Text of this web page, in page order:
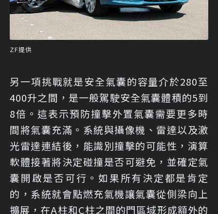
ZF提供
另一項挑戰就是安全氣囊的容量介於280至
400升之間，是一般駕駛安全氣囊體積的5到
8倍。這表示預防撞擊外置氣囊需要更多時
間將氣囊充滿。系統與攝像機、雷達以及激
光雷達連結後，能識別撞擊的可能性，演算
軟體接著將決定碰撞是否可避免，並確定氣
囊開啟是否可行。如果所有決定都是肯定
的，系統就會點燃充氣機讓氣囊從側梁向上
擴展，在A柱和C柱之間的門區域形成額外的